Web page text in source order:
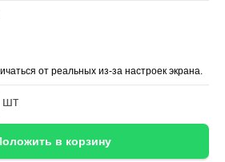
от реальных из-за настроек экрана.
шт